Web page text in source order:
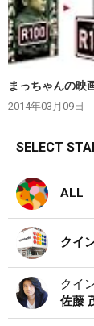
まっちゃんの映
2014年03月09日
SELECT
ALL
クイ
クイ
佐藤